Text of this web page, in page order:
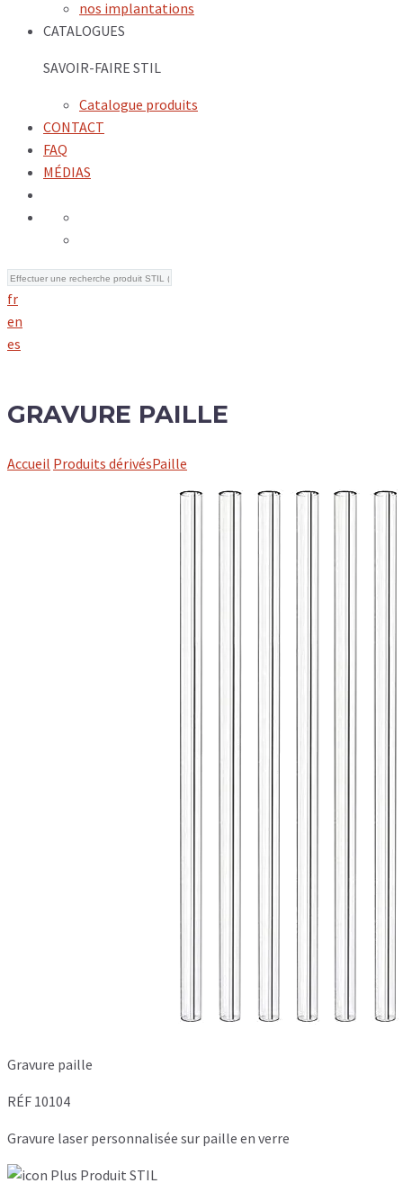
nos implantations
CATALOGUES
SAVOIR-FAIRE STIL
Catalogue produits
CONTACT
FAQ
MÉDIAS
fr
en
es
GRAVURE PAILLE
Accueil Produits dérivésPaille
Gravure paille
RÉF 10104
Gravure laser personnalisée sur paille en verre